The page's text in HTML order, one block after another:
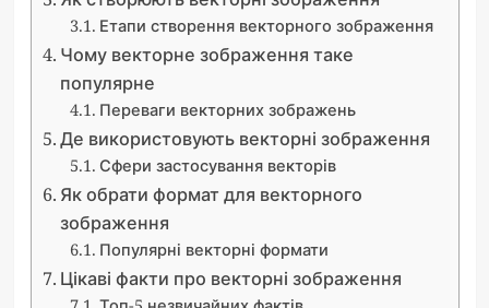
Етапи створення векторного зображення
Чому векторне зображення таке
популярне
Переваги векторних зображень
Де використовують векторні зображення
Сфери застосування векторів
Як обрати формат для векторного
зображення
Популярні векторні формати
Цікаві факти про векторні зображення